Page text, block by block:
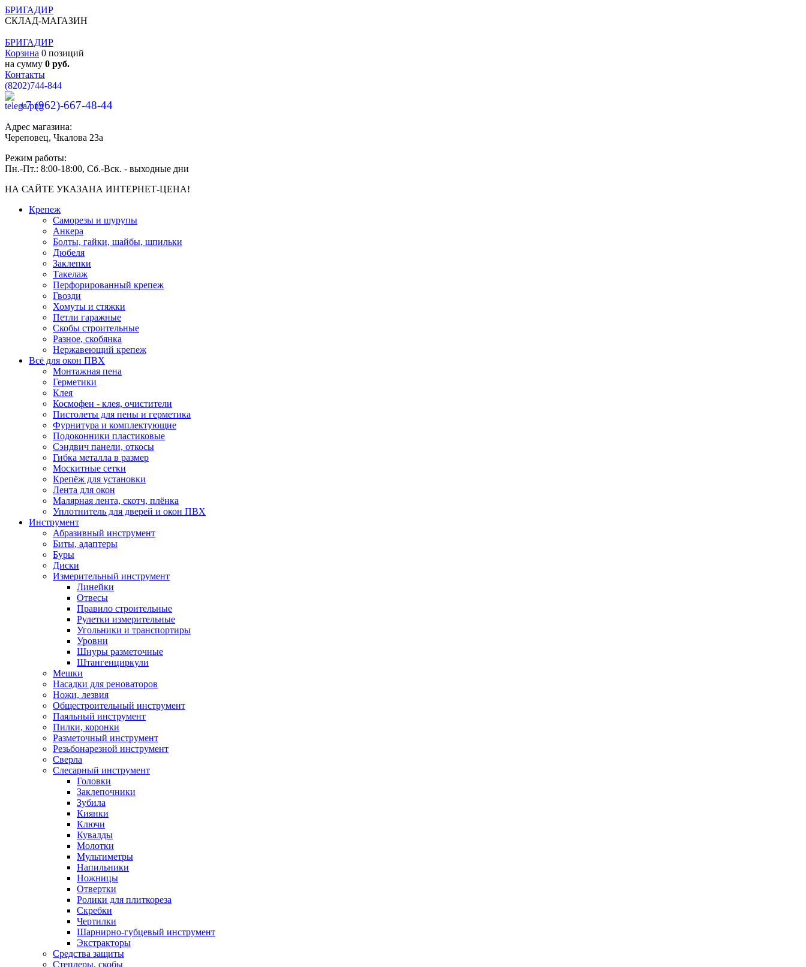
БРИГАДИР
СКЛАД-МАГАЗИН
БРИГАДИР
Корзина 0 позиций
на сумму 0 руб.
Контакты
(8202)744-844
+7 (962)-667-48-44
Адрес магазина:
Череповец, Чкалова 23а
Режим работы:
Пн.-Пт.: 8:00-18:00, Сб.-Вск. - выходные дни
НА САЙТЕ УКАЗАНА ИНТЕРНЕТ-ЦЕНА!
Крепеж
Саморезы и шурупы
Анкера
Болты, гайки, шайбы, шпильки
Дюбеля
Заклепки
Такелаж
Перфорированный крепеж
Гвозди
Хомуты и стяжки
Петли гаражные
Скобы строительные
Разное, скобянка
Нержавеющий крепеж
Всё для окон ПВХ
Монтажная пена
Герметики
Клея
Космофен - клея, очистители
Пистолеты для пены и герметика
Фурнитура и комплектующие
Подоконники пластиковые
Сэндвич панели, откосы
Гибка металла в размер
Москитные сетки
Крепёж для установки
Лента для окон
Малярная лента, скотч, плёнка
Уплотнитель для дверей и окон ПВХ
Инструмент
Абразивный инструмент
Биты, адаптеры
Буры
Диски
Измерительный инструмент
Линейки
Отвесы
Правило строительные
Рулетки измерительные
Угольники и транспортиры
Уровни
Шнуры разметочные
Штангенциркули
Мешки
Насадки для реноваторов
Ножи, лезвия
Общестроительный инструмент
Паяльный инструмент
Пилки, коронки
Разметочный инструмент
Резьбонарезной инструмент
Сверла
Слесарный инструмент
Головки
Заклепочники
Зубила
Киянки
Ключи
Кувалды
Молотки
Мультиметры
Напильники
Ножницы
Отвертки
Ролики для плиткореза
Скребки
Чертилки
Шарнирно-губцевый инструмент
Экстракторы
Средства защиты
Степлеры, скобы